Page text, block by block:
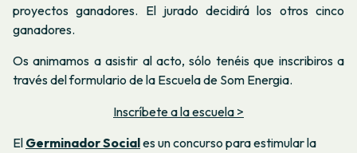
proyectos ganadores. El jurado decidirá los otros cinco
ganadores.
Os animamos a asistir al acto, sólo tenéis que inscribiros a
través del formulario de la Escuela de Som Energia.
Inscríbete a la escuela >
El Germinador Sociales un concurso para estimular la